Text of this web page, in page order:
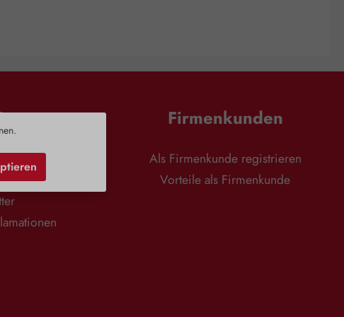
Firmenkunden
Als Firmenkunde registrieren
Vorteile als Firmenkunde